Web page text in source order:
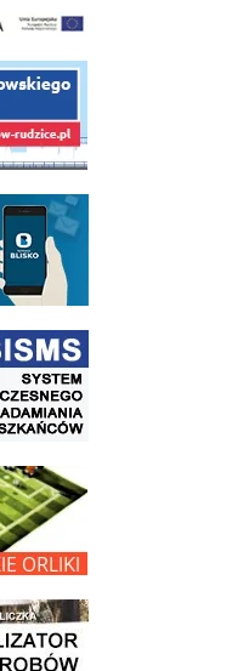
linii kolejowej Krakow Rudzice
Gmina Wieliczka w aplikacji Blisko
ostrzegania mieszkańców SISMS
Orliki
wielickim cmentarzu - grobnet